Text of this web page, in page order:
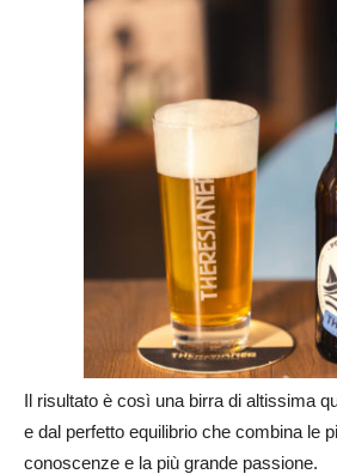
Il risultato è così una birra di altissima
e dal perfetto equilibrio che combina le
conoscenze e la più grande passione.